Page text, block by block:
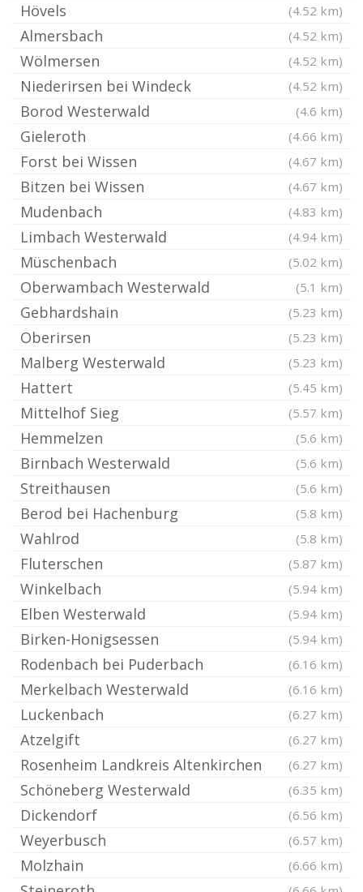
Hövels (4.52 km)
Almersbach (4.52 km)
Wölmersen (4.52 km)
Niederirsen bei Windeck (4.52 km)
Borod Westerwald (4.6 km)
Gieleroth (4.66 km)
Forst bei Wissen (4.67 km)
Bitzen bei Wissen (4.67 km)
Mudenbach (4.83 km)
Limbach Westerwald (4.94 km)
Müschenbach (5.02 km)
Oberwambach Westerwald (5.1 km)
Gebhardshain (5.23 km)
Oberirsen (5.23 km)
Malberg Westerwald (5.23 km)
Hattert (5.45 km)
Mittelhof Sieg (5.57 km)
Hemmelzen (5.6 km)
Birnbach Westerwald (5.6 km)
Streithausen (5.6 km)
Berod bei Hachenburg (5.8 km)
Wahlrod (5.8 km)
Fluterschen (5.87 km)
Winkelbach (5.94 km)
Elben Westerwald (5.94 km)
Birken-Honigsessen (5.94 km)
Rodenbach bei Puderbach (6.16 km)
Merkelbach Westerwald (6.16 km)
Luckenbach (6.27 km)
Atzelgift (6.27 km)
Rosenheim Landkreis Altenkirchen (6.27 km)
Schöneberg Westerwald (6.35 km)
Dickendorf (6.56 km)
Weyerbusch (6.57 km)
Molzhain (6.66 km)